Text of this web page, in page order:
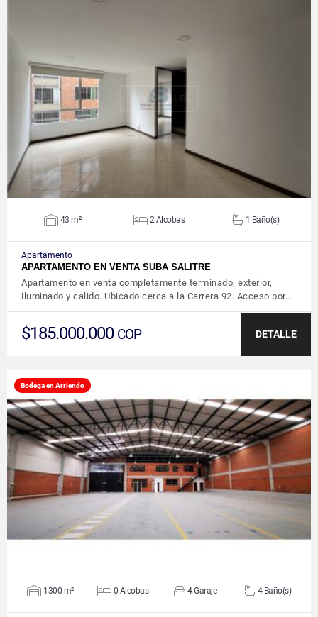
VER DETALLES
43 m² 2 Alcobas 1 Baño(s)
Apartamento
APARTAMENTO EN VENTA SUBA SALITRE
Apartamento en venta completamente terminado, exterior,
iluminado y calido. Ubicado cerca a la Carrera 92. Acceso por…
$185.000.000 COP DETALLE
Bodega en Arriendo
VER DETALLES
1300 m² 0 Alcobas 4 Garaje 4 Baño(s)